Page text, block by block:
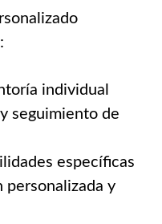
individual
seguimiento de
específicas
personalizada y